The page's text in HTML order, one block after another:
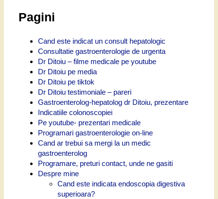
Pagini
Cand este indicat un consult hepatologic
Consultatie gastroenterologie de urgenta
Dr Ditoiu – filme medicale pe youtube
Dr Ditoiu pe media
Dr Ditoiu pe tiktok
Dr Ditoiu testimoniale – pareri
Gastroenterolog-hepatolog dr Ditoiu, prezentare
Indicatiile colonoscopiei
Pe youtube- prezentari medicale
Programari gastroenterologie on-line
Cand ar trebui sa mergi la un medic
gastroenterolog
Programare, preturi contact, unde ne gasiti
Despre mine
Cand este indicata endoscopia digestiva
superioara?